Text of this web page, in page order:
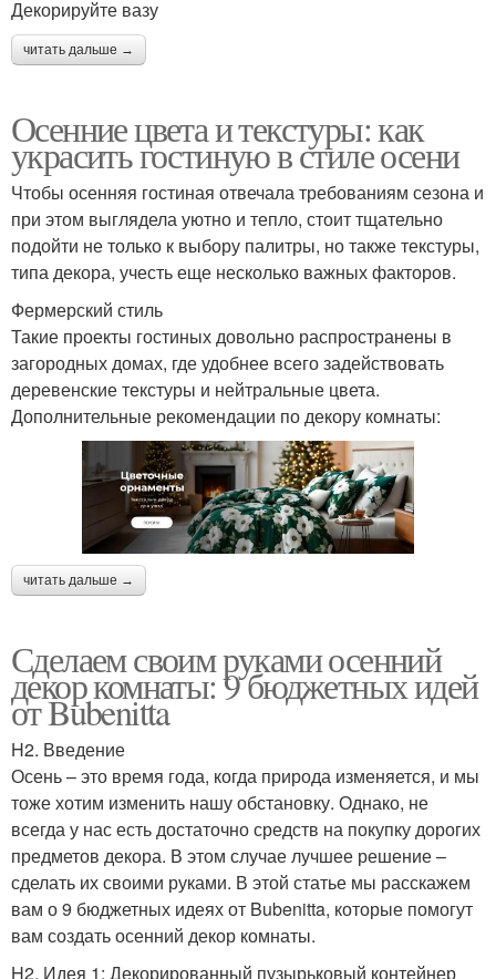
Декорируйте вазу
читать дальше →
Осенние цвета и текстуры: как
украсить гостиную в стиле осени
Чтобы осенняя гостиная отвечала требованиям сезона и
при этом выглядела уютно и тепло, стоит тщательно
подойти не только к выбору палитры, но также текстуры,
типа декора, учесть еще несколько важных факторов.
Фермерский стиль
Такие проекты гостиных довольно распространены в
загородных домах, где удобнее всего задействовать
деревенские текстуры и нейтральные цвета.
Дополнительные рекомендации по декору комнаты:
читать дальше →
Сделаем своим руками осенний
декор комнаты: 9 бюджетных идей
от Bubenitta
H2. Введение
Осень – это время года, когда природа изменяется, и мы
тоже хотим изменить нашу обстановку. Однако, не
всегда у нас есть достаточно средств на покупку дорогих
предметов декора. В этом случае лучшее решение –
сделать их своими руками. В этой статье мы расскажем
вам о 9 бюджетных идеях от Bubenitta, которые помогут
вам создать осенний декор комнаты.
H2. Идея 1: Декорированный пузырьковый контейнер